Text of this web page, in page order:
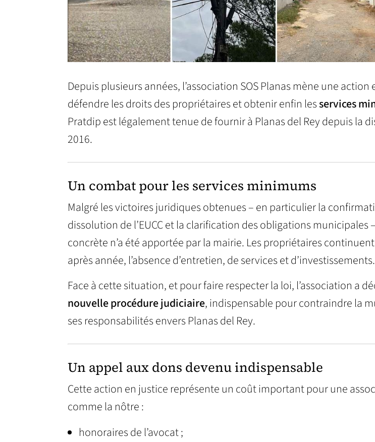
Depuis plusieurs années, l’association SOS Planas mène une
défendre les droits des propriétaires et obtenir enfin lesservices
Pratdip est légalement tenue de fournir à Planas del Rey depuis la
2016.
Un combat pour les services minimums
Malgré les victoires juridiques obtenues – en particulier la
dissolution de l’EUCC et la clarification des obligations
concrète n’a été apportée par la mairie. Les propriétaires
après année, l’absence d’entretien, de services et d’investissements.
Face à cette situation, et pour faire respecter la loi, l’association a
nouvelle procédure judiciaire, indispensable pour contraindre la
ses responsabilités envers Planas del Rey.
Un appel aux dons devenu indispensable
Cette action en justice représente un coût important pour une
comme la nôtre :
honoraires de l’avocat ;